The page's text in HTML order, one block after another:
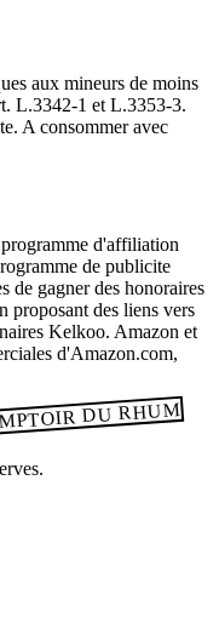
aux mineurs de moins
L.3342-1 et L.3353-3.
A consommer avec
d'affiliation
de publicite
de gagner des honoraires
proposant des liens vers
Kelkoo. Amazon et
d'Amazon.com,
DU RHUM